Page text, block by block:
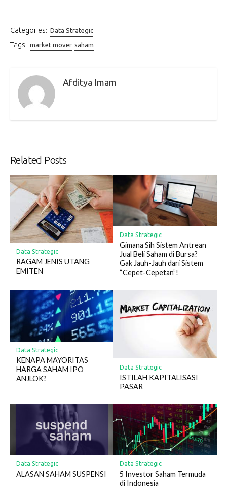
Categories: Data Strategic
Tags: market mover saham
Afditya Imam
Related Posts
Data Strategic
RAGAM JENIS UTANG
EMITEN
Data Strategic
Gimana Sih Sistem Antrean
Jual Beli Saham di Bursa?
Gak Jauh-Jauh dari Sistem
“Cepet-Cepetan”!
Data Strategic
KENAPA MAYORITAS
HARGA SAHAM IPO
ANJLOK?
Data Strategic
ISTILAH KAPITALISASI
PASAR
Data Strategic
ALASAN SAHAM SUSPENSI
Data Strategic
5 Investor Saham Termuda
di Indonesia